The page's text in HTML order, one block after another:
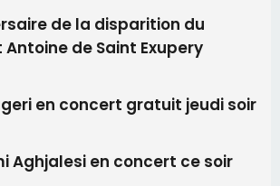
de la disparition du
de Saint Exupery
en concert gratuit jeudi soir
Aghjalesi en concert ce soir